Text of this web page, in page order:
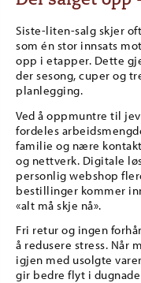
Siste-liten-salg skjer
som én stor innsats
opp i etapper. Dette
der sesong, cuper og
planlegging.
Ved å oppmuntre til
fordeles
familie og nære
og nettverk. Digitale
personlig webshop
bestillinger kommer
«alt må skje nå».
Fri retur og ingen
å redusere stress. Når
igjen med usolgte
gir bedre flyt i